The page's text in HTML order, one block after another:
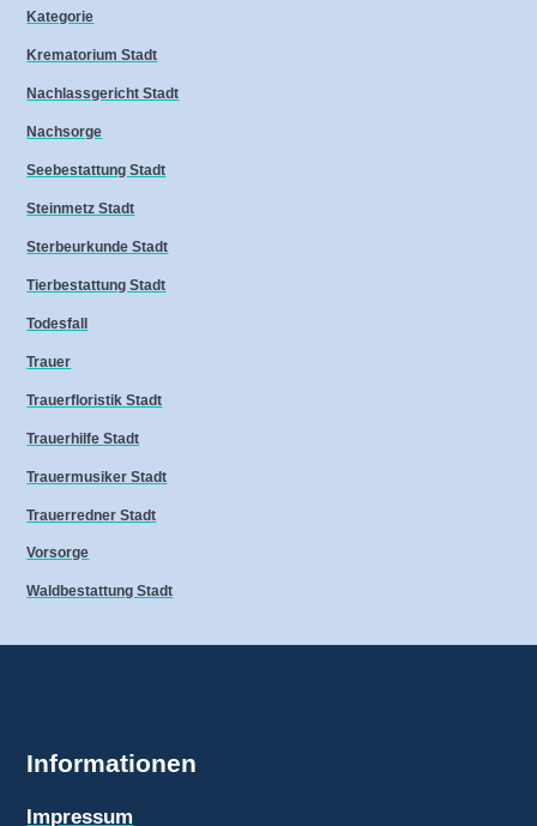
Kategorie
Krematorium Stadt
Nachlassgericht Stadt
Nachsorge
Seebestattung Stadt
Steinmetz Stadt
Sterbeurkunde Stadt
Tierbestattung Stadt
Todesfall
Trauer
Trauerfloristik Stadt
Trauerhilfe Stadt
Trauermusiker Stadt
Trauerredner Stadt
Vorsorge
Waldbestattung Stadt
Informationen
Impressum